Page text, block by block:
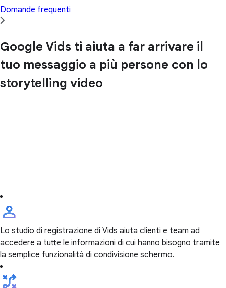
Domande frequenti
Google Vids ti aiuta a far arrivare il
tuo messaggio a più persone con lo
storytelling video
Lo studio di registrazione di Vids aiuta clienti e team ad
accedere a tutte le informazioni di cui hanno bisogno tramite
la semplice funzionalità di condivisione schermo.